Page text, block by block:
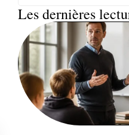
Les dernières